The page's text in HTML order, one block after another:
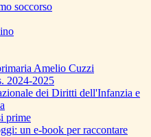
soccorso
Amelio Cuzzi
2024-2025
dei Diritti dell'Infanzia e
prime
un e-book per raccontare